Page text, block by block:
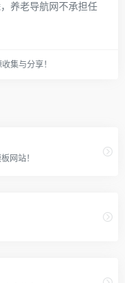
养老导航网不承担任
集与分享！
网站！